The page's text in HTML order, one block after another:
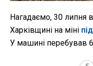
Нагадаємо, 30 липня
Харківщині на міні
У машині перебував